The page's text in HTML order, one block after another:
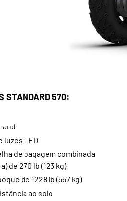
STANDARD 570:
luzes LED
de bagagem combinada
de 270 lb (123 kg)
de 1228 lb (557 kg)
ao solo